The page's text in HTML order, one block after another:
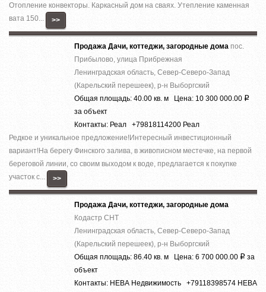
Отопление конвекторы. Каркасный дом на сваях. Утепление каменная
вата 150...
>>
Продажа Дачи, коттеджи, загородные дома пос.
Прибылово, улица Прибрежная
Ленинградская область, Север-Северо-Запад
(Карельский перешеек), р-н Выборгский
Общая площадь: 40.00 кв. м Цена: 10 300 000.00 Р
за объект
Контакты: Реал +79818114200 Реал
Редкое и уникальное предложение!Интересный инвестиционный
вариант!На берегу Финского залива, в живописном местечке, на первой
береговой линии, со своим выходом к воде, предлагается к покупке
участок с...
>>
Продажа Дачи, коттеджи, загородные дома
Кодастр СНТ
Ленинградская область, Север-Северо-Запад
(Карельский перешеек), р-н Выборгский
Общая площадь: 86.40 кв. м Цена: 6 700 000.00 Р за
объект
Контакты: НЕВА Недвижимость +79118398574 НЕВА